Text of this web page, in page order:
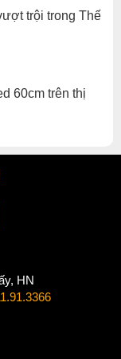
trội trong Thế
60cm trên thị
HN